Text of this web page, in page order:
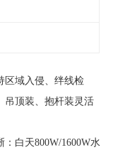
区域入侵、绊线检
吊顶装、抱杆装灵活
白天800W/1600W水